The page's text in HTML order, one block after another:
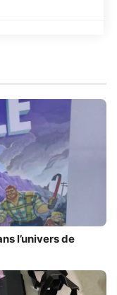
l’univers de